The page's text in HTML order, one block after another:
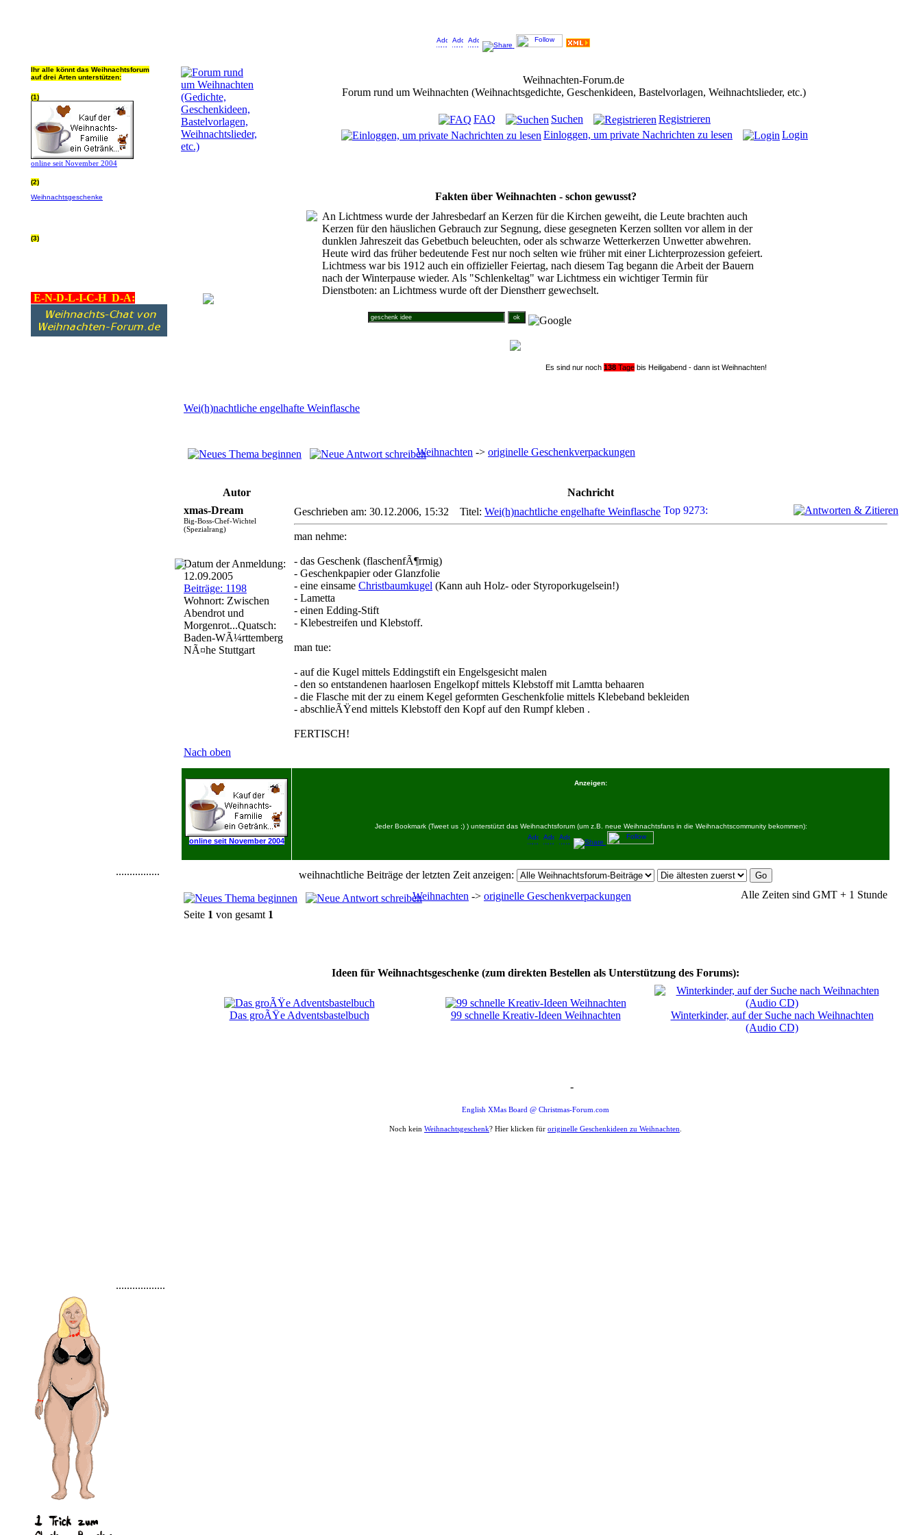
Ihr alle könnt das Weihnachtsforum
auf drei Arten unterstützen:
(1)
online seit November 2004
(2)
Weihnachtsgeschenke
(3)
E-N-D-L-I-C-H D-A:
................
..................
Weihnachten-Forum.de
Forum rund um Weihnachten (Weihnachtsgedichte, Geschenkideen, Bastelvorlagen, Weihnachtslieder, etc.)
FAQ Suchen
Registrieren
Einloggen, um private Nachrichten zu lesen
Login
Fakten über Weihnachten - schon gewusst?
An Lichtmess wurde der Jahresbedarf an Kerzen für die Kirchen geweiht, die Leute brachten auch
Kerzen für den häuslichen Gebrauch zur Segnung, diese gesegneten Kerzen sollten vor allem in der
dunklen Jahreszeit das Gebetbuch beleuchten, oder als schwarze Wetterkerzen Unwetter abwehren.
Heute wird das früher bedeutende Fest nur noch selten wie früher mit einer Lichterprozession gefeiert.
Lichtmess war bis 1912 auch ein offizieller Feiertag, nach diesem Tag begann die Arbeit der Bauern
nach der Winterpause wieder. Als "Schlenkeltag" war Lichtmess ein wichtiger Termin für
Dienstboten: an Lichtmess wurde oft der Dienstherr gewechselt.
Es sind nur noch 138 Tage bis Heiligabend - dann ist Weihnachten!
Wei(h)nachtliche engelhafte Weinflasche
Weihnachten -> originelle Geschenkverpackungen
Autor
Nachricht
xmas-Dream
Big-Boss-Chef-Wichtel
(Spezialrang)
Datum der Anmeldung:
12.09.2005
Beiträge: 1198
Wohnort: Zwischen
Abendrot und
Morgenrot...Quatsch:
Baden-WÃ¼rttemberg
NÃ¤he Stuttgart
Geschrieben am: 30.12.2006, 15:32 Titel: Wei(h)nachtliche engelhafte Weinflasche
man nehme:
- das Geschenk (flaschenfÃ¶rmig)
- Geschenkpapier oder Glanzfolie
- eine einsame Christbaumkugel (Kann auh Holz- oder Styroporkugelsein!)
- Lametta
- einen Edding-Stift
- Klebestreifen und Klebstoff.
man tue:
- auf die Kugel mittels Eddingstift ein Engelsgesicht malen
- den so entstandenen haarlosen Engelkopf mittels Klebstoff mit Lamtta behaaren
- die Flasche mit der zu einem Kegel geformten Geschenkfolie mittels Klebeband bekleiden
- abschlieÃŸend mittels Klebstoff den Kopf auf den Rumpf kleben .
FERTISCH!
Nach oben
online seit November 2004
Anzeigen:
Jeder Bookmark (Tweet us ;) ) unterstützt das Weihnachtsforum (um z.B. neue Weihnachtsfans in die Weihnachtscommunity bekommen):
weihnachtliche Beiträge der letzten Zeit anzeigen:
Weihnachten -> originelle Geschenkverpackungen
Alle Zeiten sind GMT + 1 Stunde
Seite 1 von gesamt 1
Ideen für Weihnachtsgeschenke (zum direkten Bestellen als Unterstützung des Forums):
Das groÃŸe Adventsbastelbuch 99 schnelle Kreativ-Ideen Weihnachten
Winterkinder, auf der Suche nach Weihnachten
(Audio CD)
-
English XMas Board @ Christmas-Forum.com
Noch kein Weihnachtsgeschenk? Hier klicken für originelle Geschenkideen zu Weihnachten